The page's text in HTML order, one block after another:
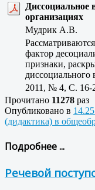
Диссоциальное
организациях
Мудрик А.В.
фактор
признаки,
диссоциального
2011, № 4, C. 16-
Прочитано 11278 раз
Опубликовано в
(дидактика) в
Подробнее ...
Речевой